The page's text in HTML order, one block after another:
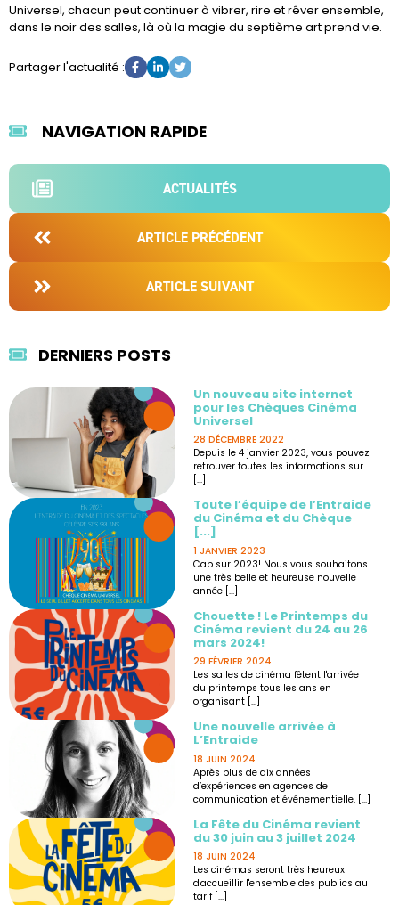
Universel, chacun peut continuer à vibrer, rire et rêver ensemble,
dans le noir des salles, là où la magie du septième art prend vie.
Partager l'actualité :
NAVIGATION RAPIDE
ACTUALITÉS
ARTICLE PRÉCÉDENT
ARTICLE SUIVANT
DERNIERS POSTS
Un nouveau site internet
pour les Chèques Cinéma
Universel
28 DÉCEMBRE 2022
Depuis le 4 janvier 2023, vous pouvez
retrouver toutes les informations sur
[...]
Toute l’équipe de l’Entraide
du Cinéma et du Chèque
[...]
1 JANVIER 2023
Cap sur 2023! Nous vous souhaitons
une très belle et heureuse nouvelle
année [...]
Chouette ! Le Printemps du
Cinéma revient du 24 au 26
mars 2024!
29 FÉVRIER 2024
Les salles de cinéma fêtent l'arrivée
du printemps tous les ans en
organisant [...]
Une nouvelle arrivée à
L’Entraide
18 JUIN 2024
Après plus de dix années
d’expériences en agences de
communication et événementielle, [...]
La Fête du Cinéma revient
du 30 juin au 3 juillet 2024
18 JUIN 2024
Les cinémas seront très heureux
d'accueillir l'ensemble des publics au
tarif [...]